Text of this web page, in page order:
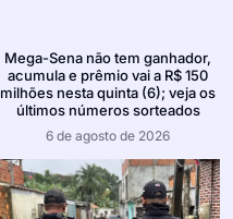
Mega-Sena não tem ganhador,
acumula e prêmio vai a R$ 150
milhões nesta quinta (6); veja os
últimos números sorteados
6 de agosto de 2026